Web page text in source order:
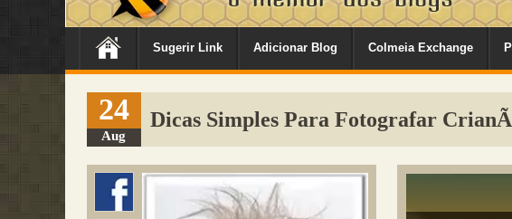
Sugerir Link Adicionar Blog Colmeia Exchange
24
Aug
Dicas Simples Para Fotografar